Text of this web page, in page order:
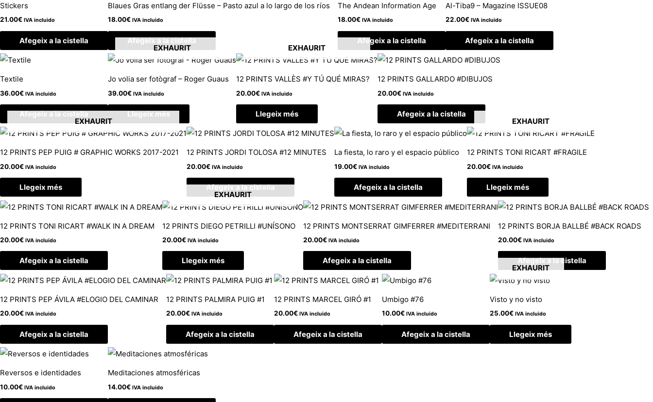
Stickers
21.00€ IVA incluido
Afegeix a la cistella
Blaues Gras entlang der Flüsse – Pasto azul a lo largo de los ríos
18.00€ IVA incluido
Afegeix a la cistella
The Andean Information Age
18.00€ IVA incluido
Afegeix a la cistella
Al-Tiba9 – Magazine ISSUE08
22.00€ IVA incluido
Afegeix a la cistella
Textile
36.00€ IVA incluido
Afegeix a la cistella
EXHAURIT
Jo volia ser fotògraf – Roger Guaus
39.00€ IVA incluido
Llegeix més
EXHAURIT
12 PRINTS VALLÈS #Y TÚ QUÉ MIRAS?
20.00€ IVA incluido
Llegeix més
12 PRINTS GALLARDO #DIBUJOS
20.00€ IVA incluido
Afegeix a la cistella
EXHAURIT
12 PRINTS PEP PUIG # GRAPHIC WORKS 2017-2021
20.00€ IVA incluido
Llegeix més
12 PRINTS JORDI TOLOSA #12 MINUTES
20.00€ IVA incluido
Afegeix a la cistella
La fiesta, lo raro y el espacio público
19.00€ IVA incluido
Afegeix a la cistella
EXHAURIT
12 PRINTS TONI RICART #FRAGILE
20.00€ IVA incluido
Llegeix més
12 PRINTS TONI RICART #WALK IN A DREAM
20.00€ IVA incluido
Afegeix a la cistella
EXHAURIT
12 PRINTS DIEGO PETRILLI #UNÍSONO
20.00€ IVA incluido
Llegeix més
12 PRINTS MONTSERRAT GIMFERRER #MEDITERRANI
20.00€ IVA incluido
Afegeix a la cistella
12 PRINTS BORJA BALLBÉ #BACK ROADS
20.00€ IVA incluido
Afegeix a la cistella
12 PRINTS PEP ÁVILA #ELOGIO DEL CAMINAR
20.00€ IVA incluido
Afegeix a la cistella
12 PRINTS PALMIRA PUIG #1
20.00€ IVA incluido
Afegeix a la cistella
12 PRINTS MARCEL GIRÓ #1
20.00€ IVA incluido
Afegeix a la cistella
Umbigo #76
10.00€ IVA incluido
Afegeix a la cistella
EXHAURIT
Visto y no visto
25.00€ IVA incluido
Llegeix més
Reversos e identidades
10.00€ IVA incluido
Meditaciones atmosféricas
14.00€ IVA incluido